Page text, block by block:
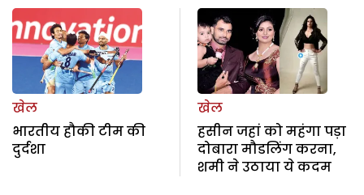
खेल
भारतीय हौकी टीम की
दुर्दशा
खेल
हसीन जहां को महंगा पड़ा
दोबारा मौडलिंग करना,
शमी ने उठाया ये कदम